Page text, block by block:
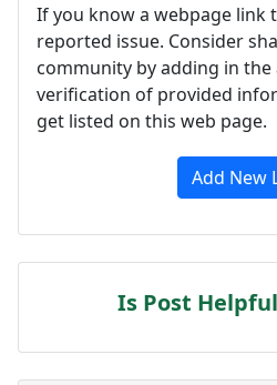
If you know a webpage
reported issue. Consider
community by adding in
verification of provided
get listed on this web page.
Add New
Is Post